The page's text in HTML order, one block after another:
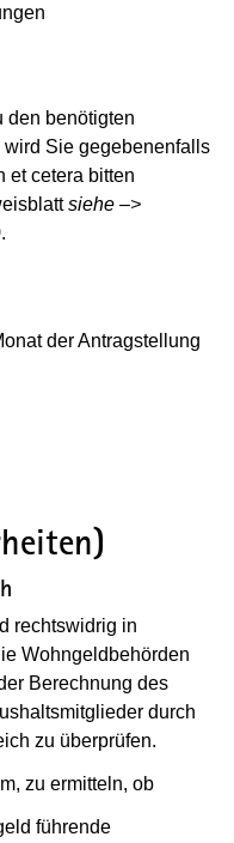
den benötigten
Sie gegebenenfalls
et cetera bitten
siehe –>
.
der Antragstellung
rechtswidrig in
Wohngeldbehörden
Berechnung des
durch
zu überprüfen.
zu ermitteln, ob
führende